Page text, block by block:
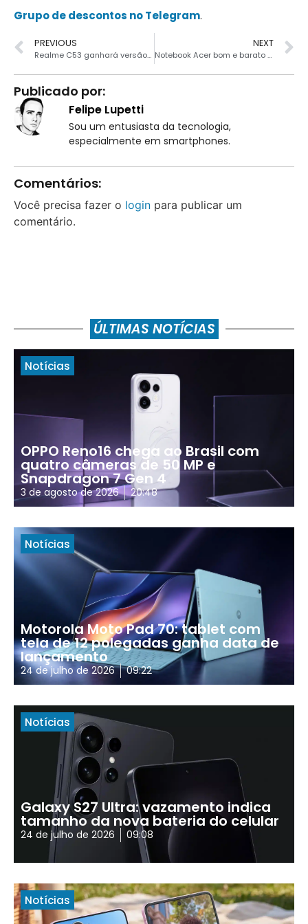
Grupo de descontos no Telegram.
PREVIOUS
Realme C53 ganhará versão turbinada com câmera de 108MP
NEXT
Notebook Acer bom e barato com i3 e tela FHD baixou agora
Publicado por:
Felipe Lupetti
Sou um entusiasta da tecnologia,
especialmente em smartphones.
Comentários:
Você precisa fazer o login para publicar um
comentário.
ÚLTIMAS NOTÍCIAS
Notícias
OPPO Reno16 chega ao Brasil com
quatro câmeras de 50 MP e
Snapdragon 7 Gen 4
3 de agosto de 2026 20:48
Notícias
Motorola Moto Pad 70: tablet com
tela de 12 polegadas ganha data de
lançamento
24 de julho de 2026 09:22
Notícias
Galaxy S27 Ultra: vazamento indica
tamanho da nova bateria do celular
24 de julho de 2026 09:08
Notícias